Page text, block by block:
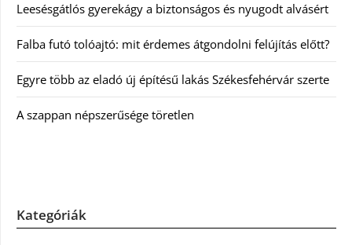
Leesésgátlós gyerekágy a biztonságos és nyugodt alvásért
Falba futó tolóajtó: mit érdemes átgondolni felújítás előtt?
Egyre több az eladó új építésű lakás Székesfehérvár szerte
A szappan népszerűsége töretlen
Kategóriák